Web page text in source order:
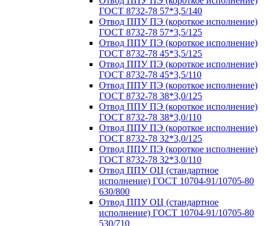
ГОСТ 8732-78 57*3,5/140
Отвод ППУ ПЭ (короткое исполнение)
ГОСТ 8732-78 57*3,5/125
Отвод ППУ ПЭ (короткое исполнение)
ГОСТ 8732-78 45*3,5/125
Отвод ППУ ПЭ (короткое исполнение)
ГОСТ 8732-78 45*3,5/110
Отвод ППУ ПЭ (короткое исполнение)
ГОСТ 8732-78 38*3,0/125
Отвод ППУ ПЭ (короткое исполнение)
ГОСТ 8732-78 38*3,0/110
Отвод ППУ ПЭ (короткое исполнение)
ГОСТ 8732-78 32*3,0/125
Отвод ППУ ПЭ (короткое исполнение)
ГОСТ 8732-78 32*3,0/110
Отвод ППУ ОЦ (стандартное
исполнение) ГОСТ 10704-91/10705-80
630/800
Отвод ППУ ОЦ (стандартное
исполнение) ГОСТ 10704-91/10705-80
530/710